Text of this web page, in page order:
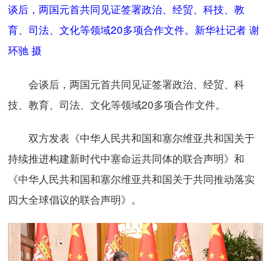
谈后，两国元首共同见证签署政治、经贸、科技、教
育、司法、文化等领域20多项合作文件。新华社记者 谢
环驰 摄
会谈后，两国元首共同见证签署政治、经贸、科
技、教育、司法、文化等领域20多项合作文件。
双方发表《中华人民共和国和塞尔维亚共和国关于
持续推进构建新时代中塞命运共同体的联合声明》和
《中华人民共和国和塞尔维亚共和国关于共同推动落实
四大全球倡议的联合声明》。